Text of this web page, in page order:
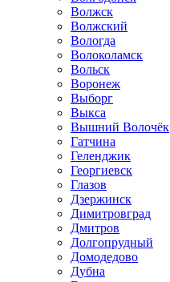
Волжск
Волжский
Вологда
Волоколамск
Вольск
Воронеж
Выборг
Выкса
Вышний Волочёк
Гатчина
Геленджик
Георгиевск
Глазов
Дзержинск
Димитровград
Дмитров
Долгопрудный
Домодедово
Дубна